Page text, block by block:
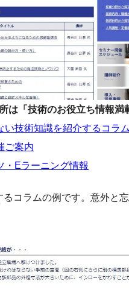
は「技術のお役立ち情報満
い技術知識を紹介するコラム
ご案内
・Eラーニング情報
コラムの例です。意外と